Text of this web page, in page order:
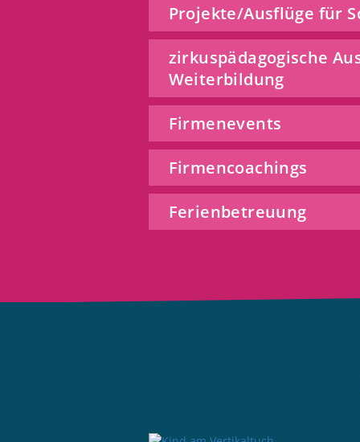
Projekte/Ausflüge für
zirkuspädagogische
Weiterbildung
Firmenevents
Firmencoachings
Ferienbetreuung